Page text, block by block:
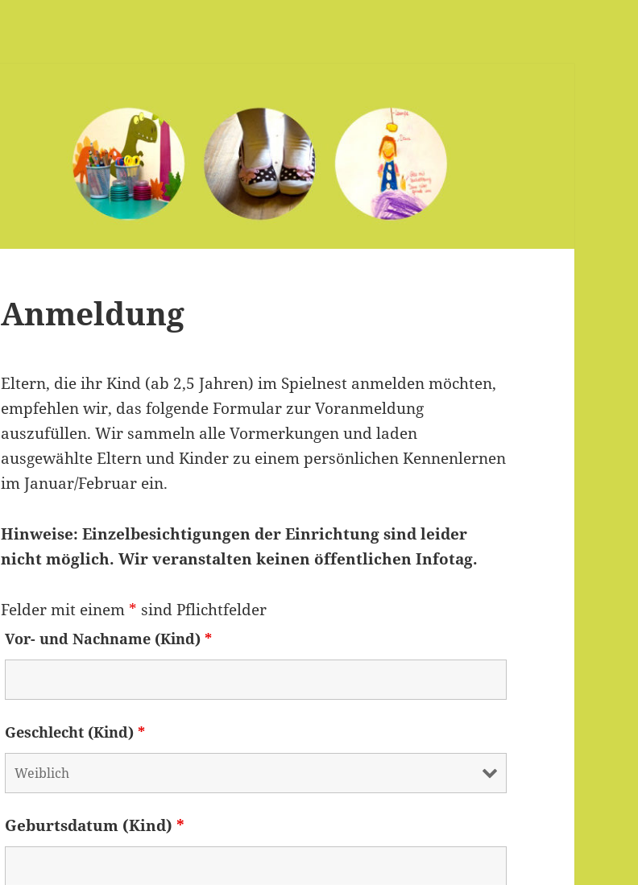
Anmeldung
Eltern, die ihr Kind (ab 2,5 Jahren) im Spielnest anmelden möchten,
empfehlen wir, das folgende Formular zur Voranmeldung
auszufüllen. Wir sammeln alle Vormerkungen und laden
ausgewählte Eltern und Kinder zu einem persönlichen Kennenlernen
im Januar/Februar ein.
Hinweise: Einzelbesichtigungen der Einrichtung sind leider
nicht möglich. Wir veranstalten keinen öffentlichen Infotag.
Felder mit einem * sind Pflichtfelder
Vor- und Nachname (Kind)*
Geschlecht (Kind)*
Geburtsdatum (Kind) *